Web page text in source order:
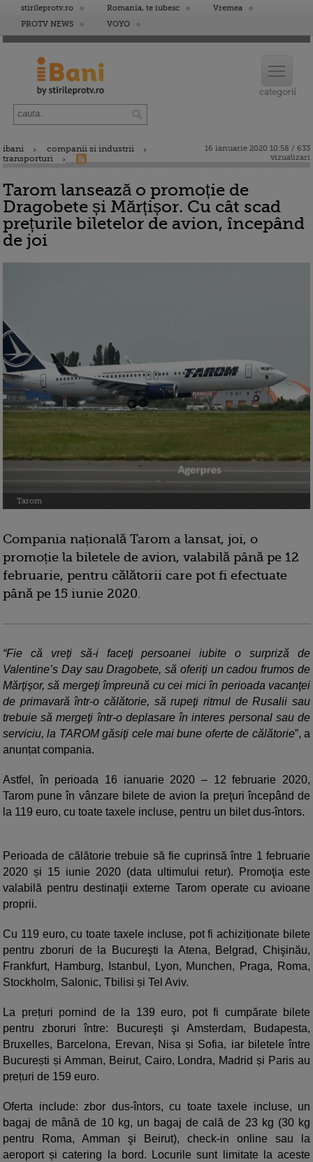
stirileprotv.ro Romania, te iubesc
Vremea
PROTV NEWS
VOYO
ibani
companii si industrii
transporturi
16 ianuarie 2020 10:58 / 633
vizualizari
Tarom lansează o promoție de
Dragobete și Mărțișor. Cu cât scad
prețurile biletelor de avion, începând
de joi
Tarom
Compania națională Tarom a lansat, joi, o
promoție la biletele de avion, valabilă până pe 12
februarie, pentru călătorii care pot fi efectuate
până pe 15 iunie 2020.
“Fie că vreţi să-i faceţi persoanei iubite o surpriză de
Valentine’s Day sau Dragobete, să oferiţi un cadou frumos de
Mărţişor, să mergeţi împreună cu cei mici în perioada vacanţei
de primavară într-o călătorie, să rupeţi ritmul de Rusalii sau
trebuie să mergeţi într-o deplasare în interes personal sau de
serviciu, la TAROM găsiţi cele mai bune oferte de călătorie”, a
anunțat compania.
Astfel, în perioada 16 ianuarie 2020 – 12 februarie 2020,
Tarom pune în vânzare bilete de avion la preţuri începând de
la 119 euro, cu toate taxele incluse, pentru un bilet dus-întors.
Perioada de călătorie trebuie să fie cuprinsă între 1 februarie
2020 și 15 iunie 2020 (data ultimului retur). Promoţia este
valabilă pentru destinaţii externe Tarom operate cu avioane
proprii.
Cu 119 euro, cu toate taxele incluse, pot fi achiziționate bilete
pentru zboruri de la Bucureşti la Atena, Belgrad, Chişinău,
Frankfurt, Hamburg, Istanbul, Lyon, Munchen, Praga, Roma,
Stockholm, Salonic, Tbilisi și Tel Aviv.
La prețuri pornind de la 139 euro, pot fi cumpărate bilete
pentru zboruri între: Bucureşti şi Amsterdam, Budapesta,
Bruxelles, Barcelona, Erevan, Nisa și Sofia, iar biletele între
București și Amman, Beirut, Cairo, Londra, Madrid și Paris au
prețuri de 159 euro.
Oferta include: zbor dus-întors, cu toate taxele incluse, un
bagaj de mână de 10 kg, un bagaj de cală de 23 kg (30 kg
pentru Roma, Amman şi Beirut), check-in online sau la
aeroport și catering la bord. Locurile sunt limitate la aceste